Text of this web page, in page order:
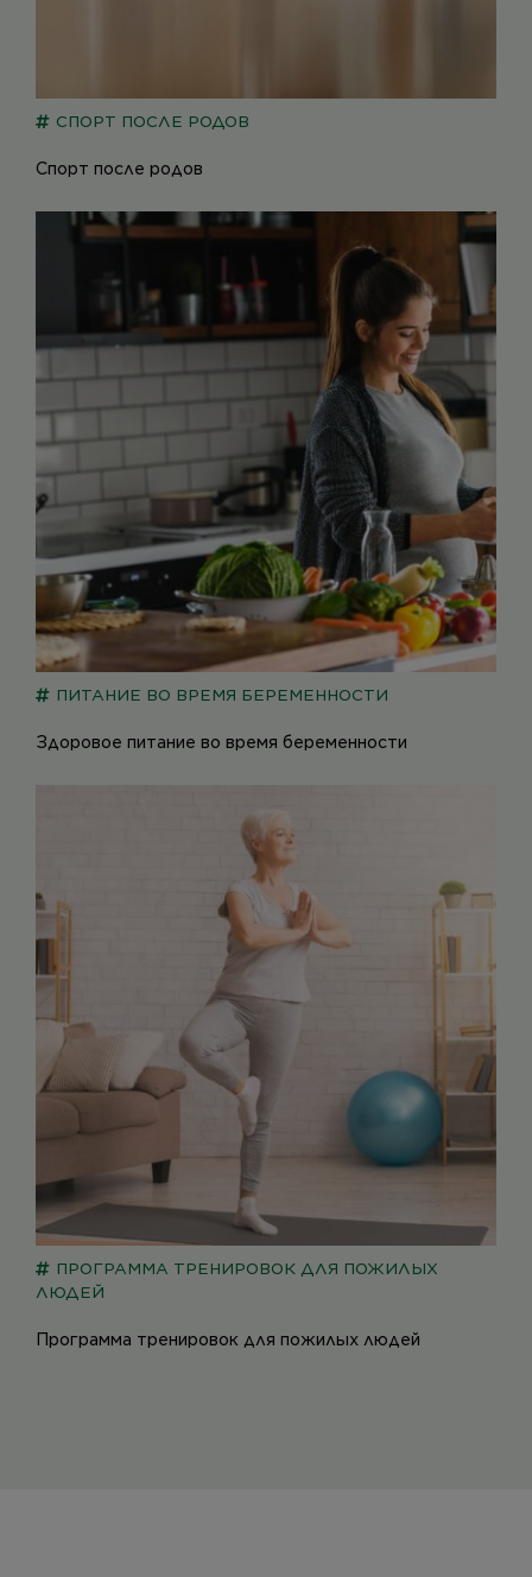
Спорт после родов
СПОРТ ПОСЛЕ РОДОВ
Здоровое питание во время беременности
ПИТАНИЕ ВО ВРЕМЯ БЕРЕМЕННОСТИ
Программа тренировок для пожилых людей
ПРОГРАММА ТРЕНИРОВОК ДЛЯ ПОЖИЛЫХ
ЛЮДЕЙ